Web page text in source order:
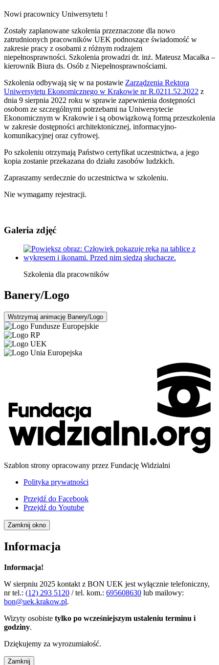
Nowi pracownicy Uniwersytetu !
Zostały zaplanowane szkolenia przeznaczone dla nowo
zatrudnionych pracowników UEK podnoszące świadomość w
zakresie pracy z osobami z różnym rodzajem
niepełnosprawności. Szkolenia prowadzi dr. inż. Mateusz Macałka –
kierownik Biura ds. Osób z Niepełnosprawnościami.
Szkolenia odbywają się w na postawie Zarządzenia Rektora
Uniwersytetu Ekonomicznego w Krakowie nr R.0211.52.2022 z
dnia 9 sierpnia 2022 roku w sprawie zapewnienia dostępności
osobom ze szczególnymi potrzebami na Uniwersytecie
Ekonomicznym w Krakowie i są obowiązkową formą przeszkolenia
w zakresie dostępności architektonicznej, informacyjno-
komunikacyjnej oraz cyfrowej.
Po szkoleniu otrzymają Państwo certyfikat uczestnictwa, a jego
kopia zostanie przekazana do działu zasobów ludzkich.
Zapraszamy serdecznie do uczestnictwa w szkoleniu.
Nie wymagamy rejestracji.
Galeria zdjęć
Szkolenia dla pracowników
Banery/Logo
Wstrzymaj animację Banery/Logo
Szablon strony opracowany przez Fundację Widzialni
Polityka prywatności
Przejdź do Facebook
Przejdź do Youtube
Zamknij okno
Informacja
Informacja!
W sierpniu 2025 kontakt z BON UEK jest wyłącznie telefoniczny,
nr tel.: (12) 293 5120 / tel. kom.: 695608630 lub mailowy:
bon@uek.krakow.pl.
Wizyty osobiste tylko po wcześniejszym ustaleniu terminu i
godziny.
Dziękujemy za wyrozumiałość.
Zamknij